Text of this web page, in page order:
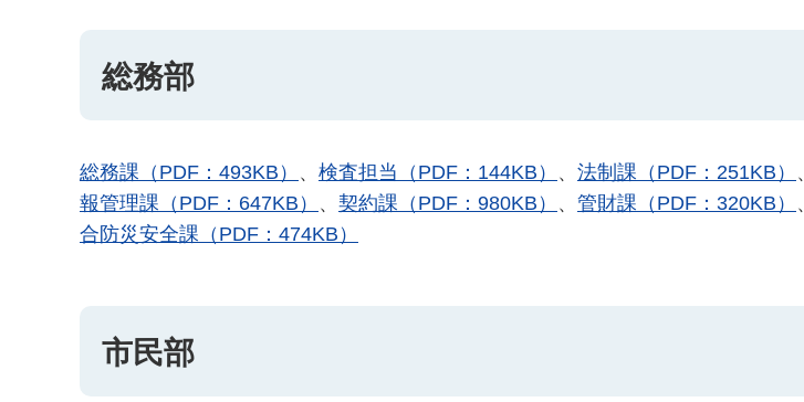
総務部
総務課（PDF：493KB） 、 検査担当（PDF：144KB） 、 法制課（PDF：251KB） 、
報管理課（PDF：647KB） 、 契約課（PDF：980KB） 、 管財課（PDF：320KB） 、
合防災安全課（PDF：474KB）
市民部